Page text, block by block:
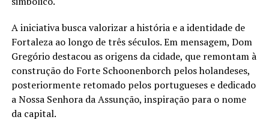
A iniciativa busca valorizar a história e a identidade de
Fortaleza ao longo de três séculos. Em mensagem, Dom
Gregório destacou as origens da cidade, que remontam à
construção do Forte Schoonenborch pelos holandeses,
posteriormente retomado pelos portugueses e dedicado
a Nossa Senhora da Assunção, inspiração para o nome
da capital.